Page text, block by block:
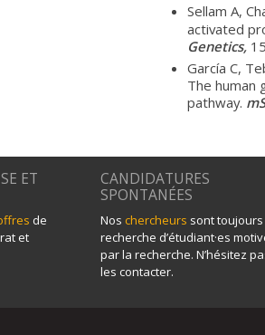
Sellam A,
activated
Genetics,
García C,
The human
pathway.
ET
de
et
CANDIDATURES
SPONTANÉES
Nos chercheurs sont toujours
recherche d’étudiant·es
par la recherche. N’hésitez
les contacter.